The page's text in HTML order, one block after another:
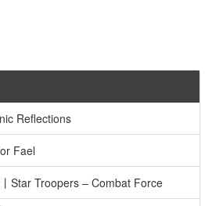
Reflections
Fael
Star Troopers – Combat Force